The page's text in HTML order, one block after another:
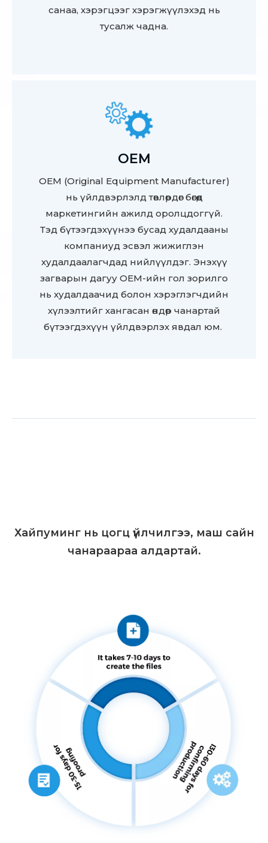
санаа, хэрэгцээг хэрэгжүүлэхэд нь
тусалж чадна.
OEM
OEM (Original Equipment Manufacturer)
нь үйлдвэрлэлд төвлөрдөг бөгөөд
маркетингийн ажилд оролцдоггүй.
Тэд бүтээгдэхүүнээ бусад худалдааны
компаниуд эсвэл жижиглэн
худалдаалагчдад нийлүүлдэг. Энэхүү
загварын дагуу OEM-ийн гол зорилго
нь худалдаачид болон хэрэглэгчдийн
хүлээлтийг хангасан өндөр чанартай
бүтээгдэхүүн үйлдвэрлэх явдал юм.
Хайпуминг нь цогц үйлчилгээ, маш сайн
чанараараа алдартай.